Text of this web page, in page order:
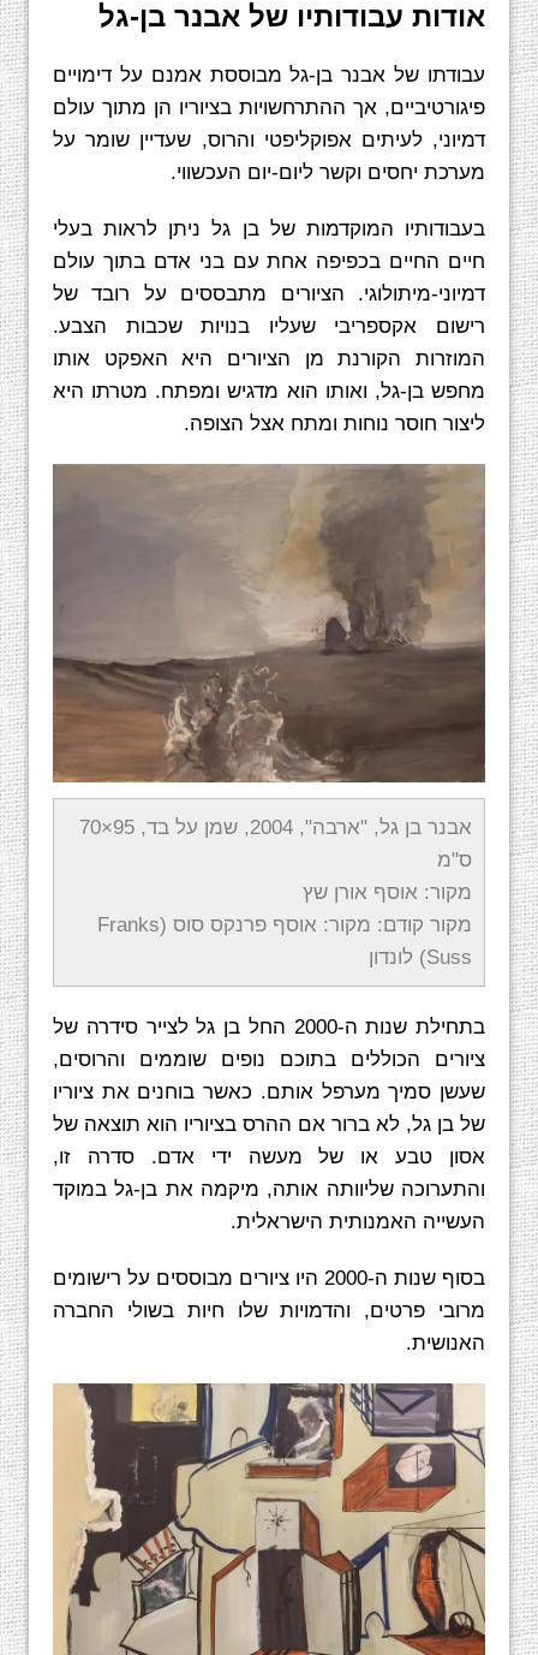
אודות עבודותיו של אבנר בן-גל
עבודתו של אבנר בן-גל מבוססת אמנם על דימויים
פיגורטיביים, אך ההתרחשויות בציוריו הן מתוך עולם
דמיוני, לעיתים אפוקליפטי והרוס, שעדיין שומר על
מערכת יחסים וקשר ליום-יום העכשווי.
בעבודותיו המוקדמות של בן גל ניתן לראות בעלי
חיים החיים בכפיפה אחת עם בני אדם בתוך עולם
דמיוני-מיתולוגי. הציורים מתבססים על רובד של
רישום אקספריבי שעליו בנויות שכבות הצבע.
המוזרות הקורנת מן הציורים היא האפקט אותו
מחפש בן-גל, ואותו הוא מדגיש ומפתח. מטרתו היא
ליצור חוסר נוחות ומתח אצל הצופה.
אבנר בן גל, "ארבה", 2004, שמן על בד, 95×70
ס"מ
מקור: אוסף אורן שץ
מקור קודם: מקור: אוסף פרנקס סוס (Franks
Suss) לונדון
בתחילת שנות ה-2000 החל בן גל לצייר סידרה של
ציורים הכוללים בתוכם נופים שוממים והרוסים,
שעשן סמיך מערפל אותם. כאשר בוחנים את ציוריו
של בן גל, לא ברור אם ההרס בציוריו הוא תוצאה של
אסון טבע או של מעשה ידי אדם. סדרה זו,
והתערוכה שליוותה אותה, מיקמה את בן-גל במוקד
העשייה האמנותית הישראלית.
בסוף שנות ה-2000 היו ציורים מבוססים על רישומים
מרובי פרטים, והדמויות שלו חיות בשולי החברה
האנושית.